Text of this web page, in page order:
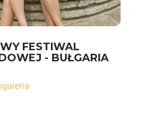
FESTIWAL
- BUŁGARIA